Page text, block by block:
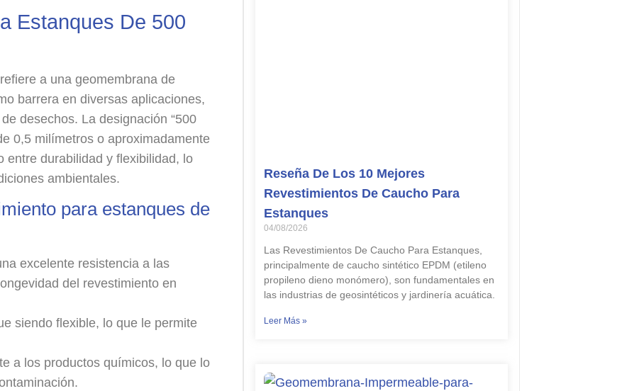
Estanques De 500
a una geomembrana de
barrera en diversas aplicaciones,
desechos. La designación “500
0,5 milímetros o aproximadamente
entre durabilidad y flexibilidad, lo
ambientales.
para estanques de
excelente resistencia a las
del revestimiento en
siendo flexible, lo que le permite
a los productos químicos, lo que lo
Reseña De Los 10 Mejores
Revestimientos De Caucho Para
Estanques
04/08/2026
Las Revestimientos De Caucho Para Estanques,
principalmente de caucho sintético EPDM (etileno
propileno dieno monómero), son fundamentales en
las industrias de geosintéticos y jardinería acuática.
Leer Más »